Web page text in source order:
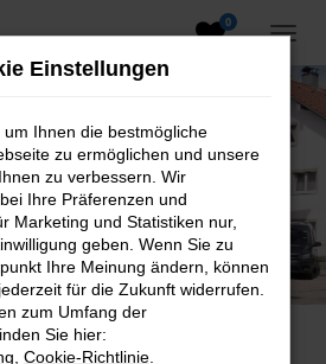
0
Gebrauchtwagen
Audi & Skoda
Fahrzeugsuche
Einstellungen
Ihnen die bestmögliche
zu ermöglichen und unsere
zu verbessern. Wir
Ihre Präferenzen und
Marketing und Statistiken nur,
geben. Wenn Sie zu
Ihre Meinung ändern, können
für die Zukunft widerrufen.
zum Umfang der
Sie hier:
Cookie-Richtlinie